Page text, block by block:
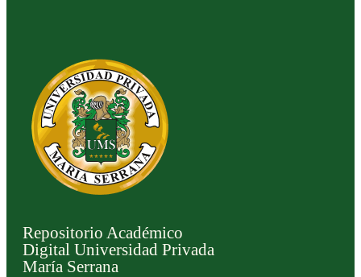
Repositorio Académico
Digital Universidad Privada
María Serrana